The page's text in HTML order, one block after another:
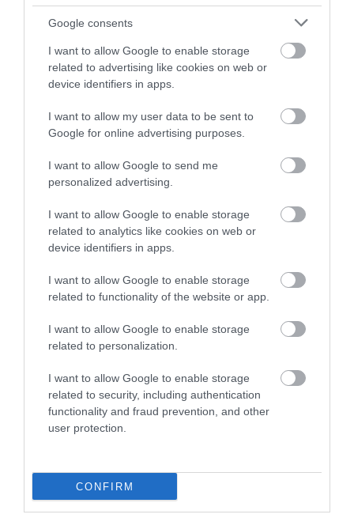
Google consents
I want to allow Google to enable storage
related to advertising like cookies on web or
device identifiers in apps.
I want to allow my user data to be sent to
Google for online advertising purposes.
I want to allow Google to send me
personalized advertising.
I want to allow Google to enable storage
related to analytics like cookies on web or
device identifiers in apps.
I want to allow Google to enable storage
related to functionality of the website or app.
I want to allow Google to enable storage
related to personalization.
I want to allow Google to enable storage
related to security, including authentication
functionality and fraud prevention, and other
user protection.
CONFIRM
A TERMÉSZET NEM SZERETI
AZ EGYHANGÚSÁGOT: A
ASZÁLY IDEJÉN IS OKOSABB
STRATÉGIA
2026-07-31
A TUDÓSOK 262 ÚJ FAJT
KORAI MÉG MINDENTUDÓNAK
HINNI MAGUNKAT
2026-07-30